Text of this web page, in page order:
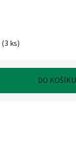
(3 ks)
DO KOŠÍKU